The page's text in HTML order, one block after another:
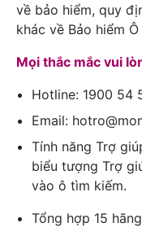
về bảo hiểm, quy
khác về Bảo hiểm
Mọi thắc mắc vui
Hotline: 1900 54
Email:
Tính năng Trợ
biểu tượng Trợ
vào ô tìm kiếm.
Tổng hợp 15